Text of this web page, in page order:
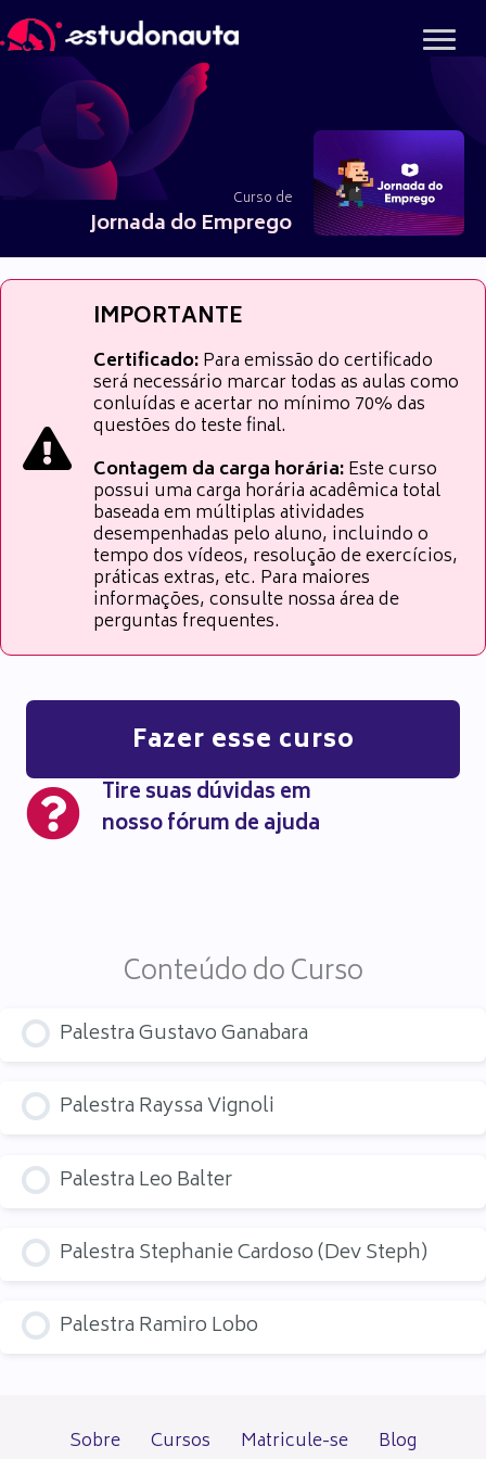
para
conteúdo
Curso de
Jornada do Emprego
IMPORTANTE
Certificado:Para emissão do certificado
será necessário marcar todas as aulas como
conluídas e acertar no mínimo 70% das
questões do teste final.
Contagem da carga horária:Este curso
possui uma carga horária acadêmica total
baseada em múltiplas atividades
desempenhadas pelo aluno, incluindo o
tempo dos vídeos, resolução de exercícios,
práticas extras, etc. Para maiores
informações, consulte nossa área de
perguntas frequentes.
Fazer esse curso
Tire suas dúvidas em
nosso fórum de ajuda
Conteúdo do Curso
Palestra Gustavo Ganabara
Palestra Rayssa Vignoli
Palestra Leo Balter
Palestra Stephanie Cardoso (Dev Steph)
Palestra Ramiro Lobo
Sobre Cursos Matricule-se Blog